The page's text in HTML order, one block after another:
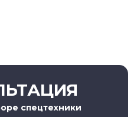
спецтехники